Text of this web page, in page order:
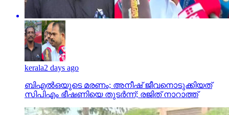
kerala2 days ago
ബിഎല്‍ഒയുടെ മരണം; അനീഷ് ജീവനൊടുക്കിയത്
സിപിഎം ഭീഷണിയെ തുടര്‍ന്ന്; രജിത് നാറാത്ത്